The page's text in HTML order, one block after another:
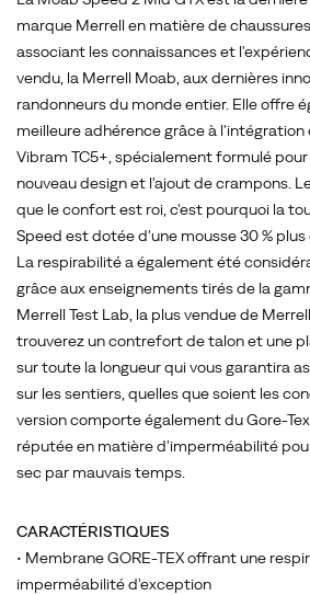
randonneurs
savent
que
le
confort
est
roi,
c'est
pourquoi
la
toute
nouvelle
Moab
Speed
est
dotée
d'une
mousse
%
plus
épaisse
marque Merrell en matière de
associant les connaissances et
vendu, la Merrell Moab, aux dernières
randonneurs du monde entier. Elle offre
meilleure adhérence grâce à
Vibram TC5+, spécialement formulé
nouveau design et l'ajout de crampons.
que le confort est roi, c'est pourquoi la
Speed est dotée d'une mousse 30 % plus
La respirabilité a également été
grâce aux enseignements tirés de la
Merrell Test Lab, la plus vendue de
trouverez un contrefort de talon et une
sur toute la longueur qui vous garantira
sur les sentiers, quelles que soient les
version comporte également du Gore-
réputée en matière d'imperméabilité
sec par mauvais temps.
CARACTÉRISTIQUES
• Membrane GORE-TEX offrant une
imperméabilité d'exception